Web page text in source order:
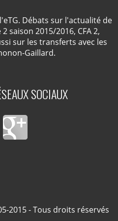
Débats sur l'actualité de
saison 2015/2016, CFA 2,
sur les transferts avec les
Gaillard.
SOCIAUX
2015 - Tous droits réservés